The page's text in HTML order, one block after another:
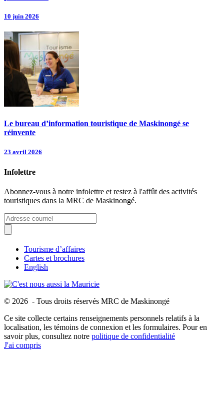
10 juin 2026
Le bureau d’information touristique de Maskinongé se
réinvente
23 avril 2026
Infolettre
Abonnez-vous à notre infolettre et restez à l'affût des activités
touristiques dans la MRC de Maskinongé.
Tourisme d’affaires
Cartes et brochures
English
© 2026 - Tous droits réservés MRC de Maskinongé
Ce site collecte certains renseignements personnels relatifs à la
localisation, les témoins de connexion et les formulaires. Pour en
savoir plus, consultez notre politique de confidentialité
J'ai compris